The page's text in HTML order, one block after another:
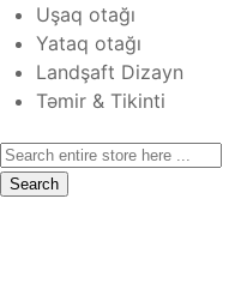
Uşaq otağı
Yataq otağı
Landşaft Dizayn
Təmir & Tikinti
Search